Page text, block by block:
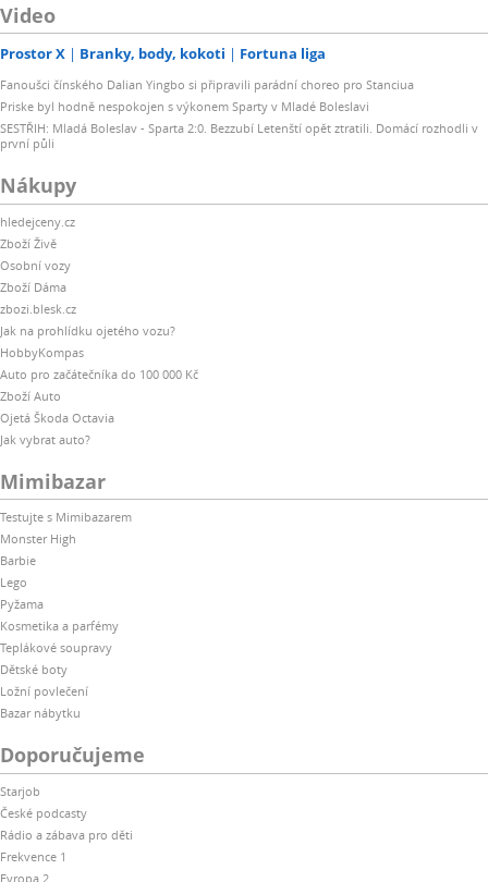
Video
Prostor X Branky, body, kokoti Fortuna liga
Fanoušci čínského Dalian Yingbo si připravili parádní choreo pro Stanciua
Priske byl hodně nespokojen s výkonem Sparty v Mladé Boleslavi
SESTŘIH: Mladá Boleslav - Sparta 2:0. Bezzubí Letenští opět ztratili. Domácí rozhodli v
první půli
Nákupy
hledejceny.cz
Zboží Živě
Osobní vozy
Zboží Dáma
zbozi.blesk.cz
Jak na prohlídku ojetého vozu?
HobbyKompas
Auto pro začátečníka do 100 000 Kč
Zboží Auto
Ojetá Škoda Octavia
Jak vybrat auto?
Mimibazar
Testujte s Mimibazarem
Monster High
Barbie
Lego
Pyžama
Kosmetika a parfémy
Teplákové soupravy
Dětské boty
Ložní povlečení
Bazar nábytku
Doporučujeme
Starjob
České podcasty
Rádio a zábava pro děti
Frekvence 1
Evropa 2